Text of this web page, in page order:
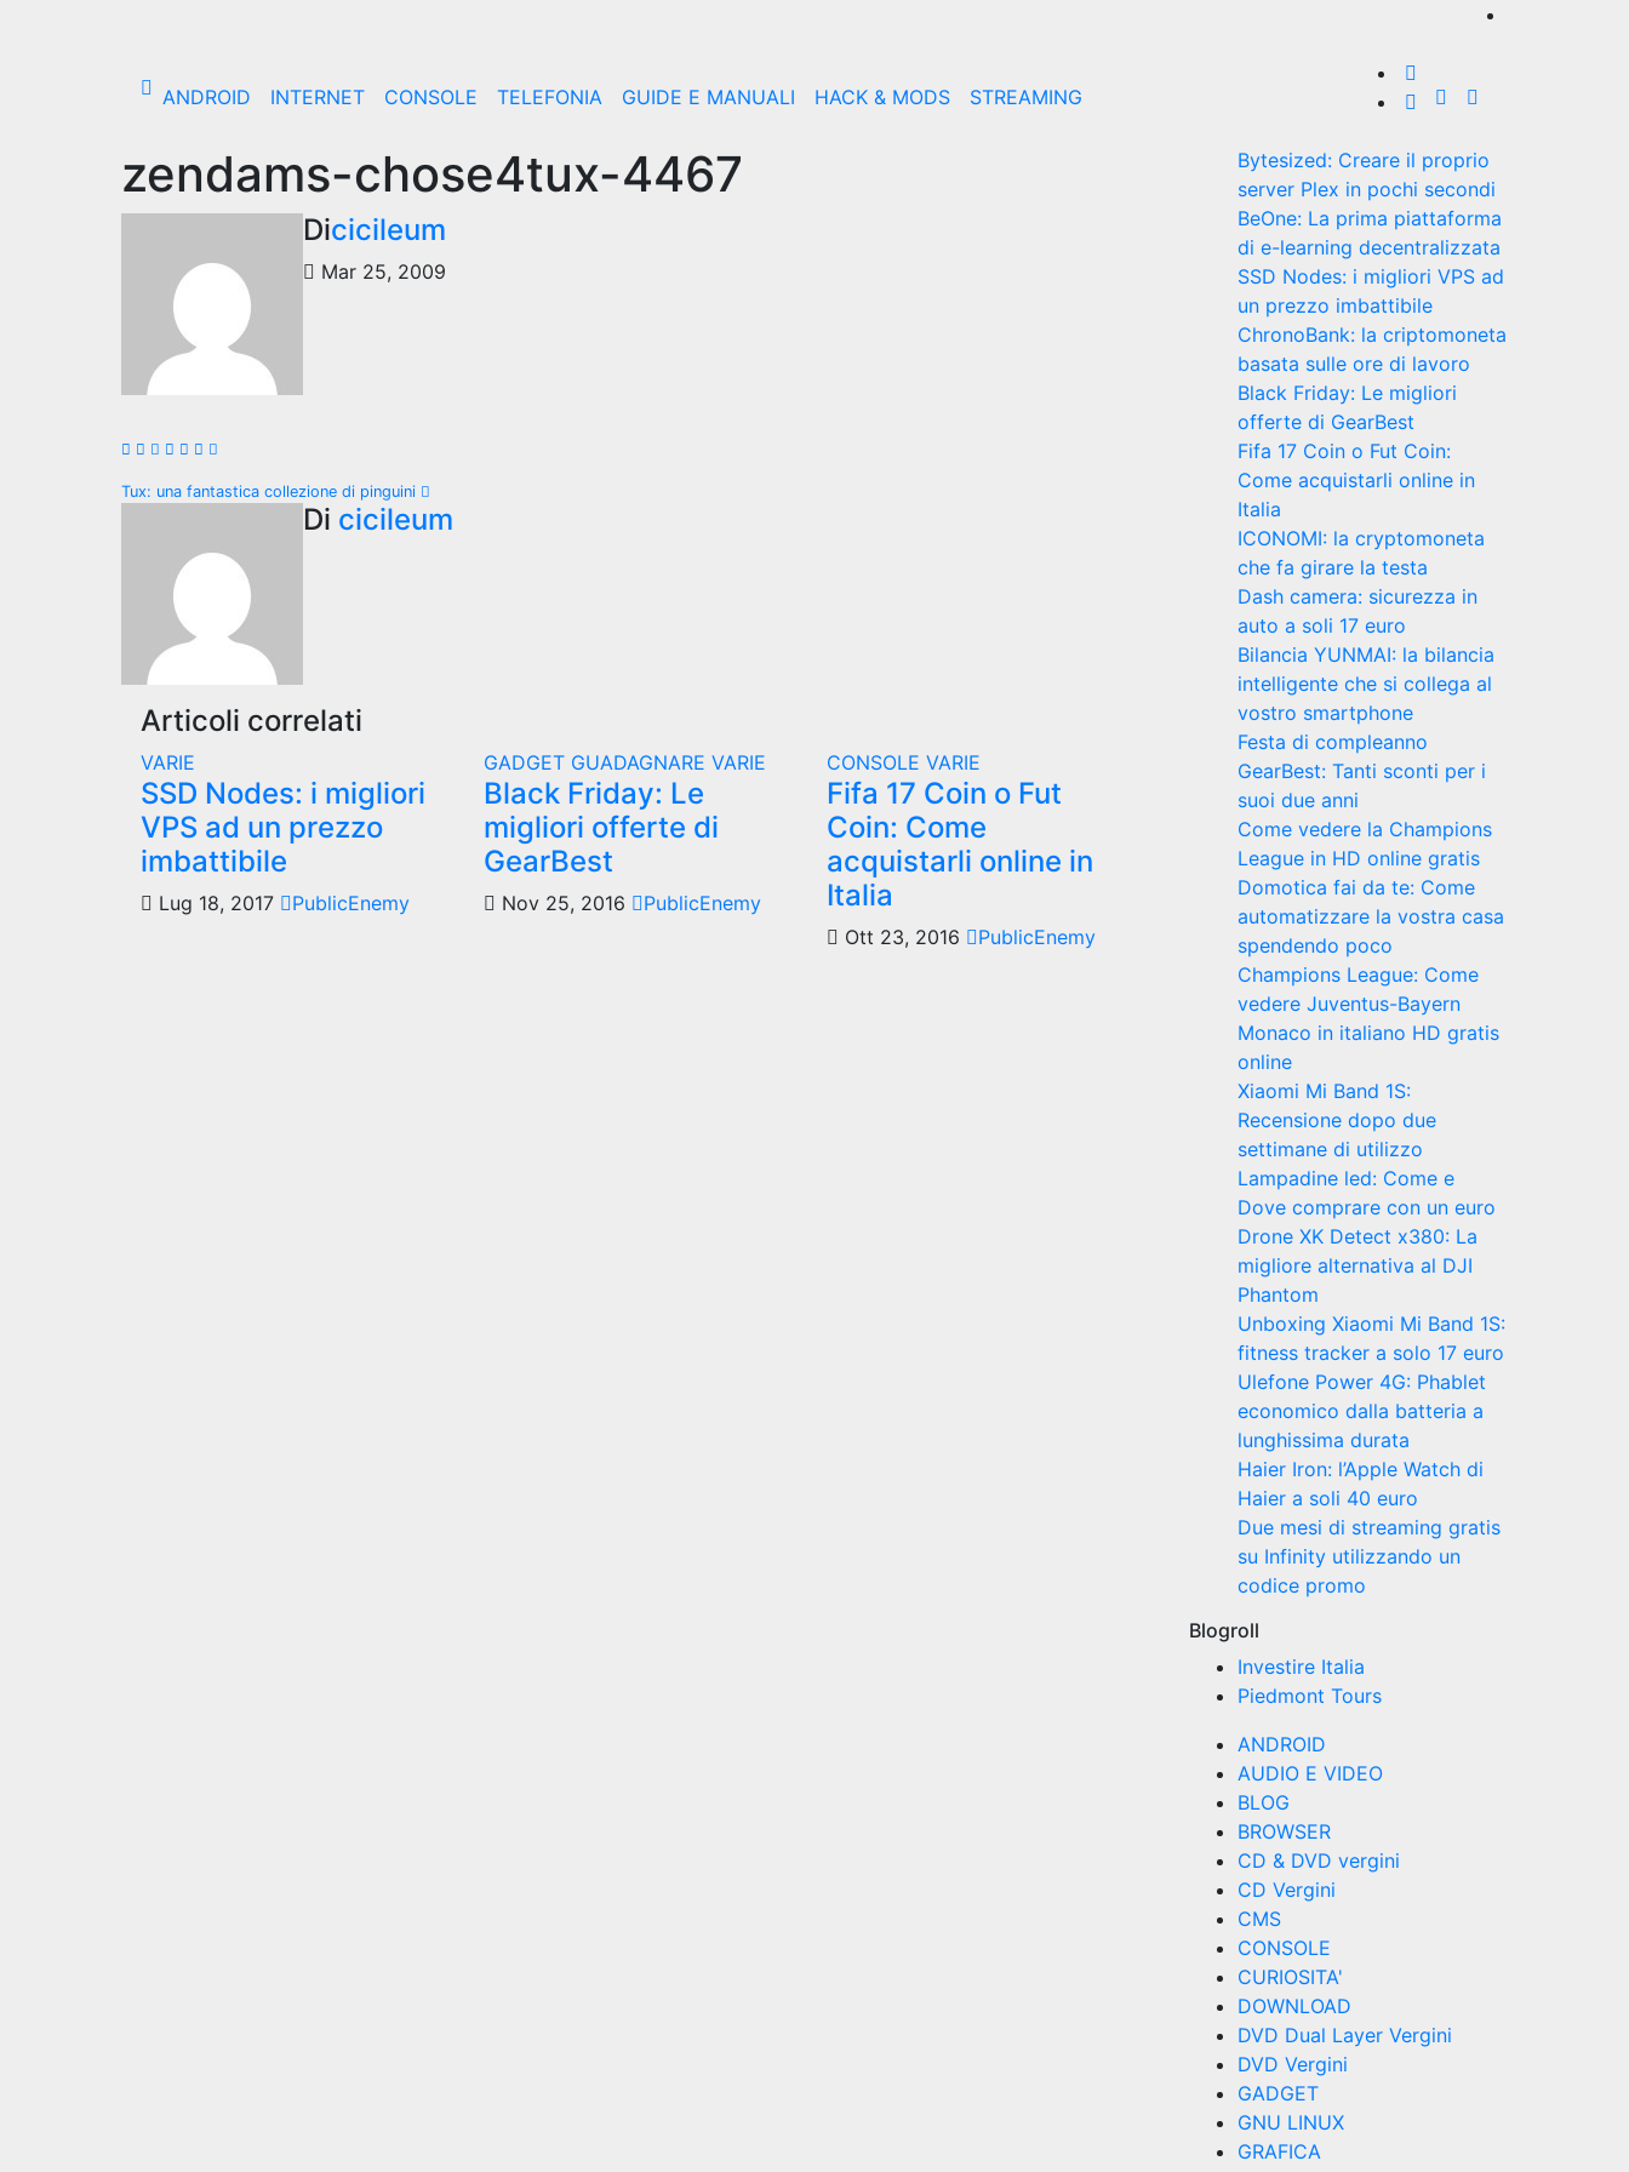
ANDROID
INTERNET CONSOLE TELEFONIA GUIDE E MANUALI HACK & MODS STREAMING
zendams-chose4tux-4467
Dicicileum
Mar 25, 2009
Navigazione
articoli
Tux: una fantastica collezione di pinguini
Di cicileum
Articoli correlati
VARIE
SSD Nodes: i migliori
VPS ad un prezzo
imbattibile
Lug 18, 2017 PublicEnemy
GADGET GUADAGNARE VARIE
Black Friday: Le
migliori offerte di
GearBest
Nov 25, 2016 PublicEnemy
CONSOLE VARIE
Fifa 17 Coin o Fut
Coin: Come
acquistarli online in
Italia
Ott 23, 2016 PublicEnemy
Bytesized: Creare il proprio
server Plex in pochi secondi
BeOne: La prima piattaforma
di e-learning decentralizzata
SSD Nodes: i migliori VPS ad
un prezzo imbattibile
ChronoBank: la criptomoneta
basata sulle ore di lavoro
Black Friday: Le migliori
offerte di GearBest
Fifa 17 Coin o Fut Coin:
Come acquistarli online in
Italia
ICONOMI: la cryptomoneta
che fa girare la testa
Dash camera: sicurezza in
auto a soli 17 euro
Bilancia YUNMAI: la bilancia
intelligente che si collega al
vostro smartphone
Festa di compleanno
GearBest: Tanti sconti per i
suoi due anni
Come vedere la Champions
League in HD online gratis
Domotica fai da te: Come
automatizzare la vostra casa
spendendo poco
Champions League: Come
vedere Juventus-Bayern
Monaco in italiano HD gratis
online
Xiaomi Mi Band 1S:
Recensione dopo due
settimane di utilizzo
Lampadine led: Come e
Dove comprare con un euro
Drone XK Detect x380: La
migliore alternativa al DJI
Phantom
Unboxing Xiaomi Mi Band 1S:
fitness tracker a solo 17 euro
Ulefone Power 4G: Phablet
economico dalla batteria a
lunghissima durata
Haier Iron: l’Apple Watch di
Haier a soli 40 euro
Due mesi di streaming gratis
su Infinity utilizzando un
codice promo
Blogroll
Investire Italia
Piedmont Tours
ANDROID
AUDIO E VIDEO
BLOG
BROWSER
CD & DVD vergini
CD Vergini
CMS
CONSOLE
CURIOSITA'
DOWNLOAD
DVD Dual Layer Vergini
DVD Vergini
GADGET
GNU LINUX
GRAFICA